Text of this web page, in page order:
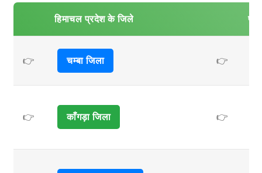
हिमाचल प्रदेश के जिले
👉 चम्बा जिला 👉
👉 काँगड़ा जिला 👉